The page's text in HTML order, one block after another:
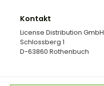
Kontakt
License Distribution GmbH
Schlossberg 1
D-63860 Rothenbuch